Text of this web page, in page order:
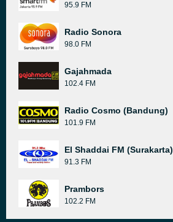
95.9 FM
Radio Sonora
98.0 FM
Gajahmada
102.4 FM
Radio Cosmo (Bandung)
101.9 FM
El Shaddai FM (Surakarta)
91.3 FM
Prambors
102.2 FM